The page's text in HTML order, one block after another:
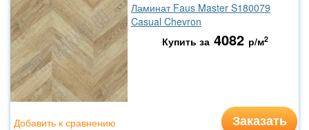
Ламинат Faus Master S180079
Casual Chevron
Купить за 4082 р/м2
Заказать
Добавить к сравнению